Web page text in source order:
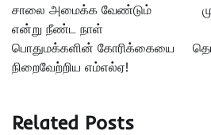
சாலை அமைக்க வேண்டும்
என்று நீண்ட நாள்
பொதுமக்களின் கோரிக்கையை
நிறைவேற்றிய எம்எல்ஏ!
Related Posts